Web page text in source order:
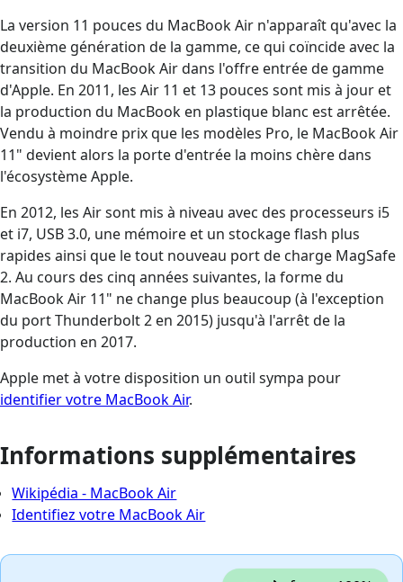
La version 11 pouces du MacBook Air n'apparaît qu'avec la
deuxième génération de la gamme, ce qui coïncide avec la
transition du MacBook Air dans l'offre entrée de gamme
d'Apple. En 2011, les Air 11 et 13 pouces sont mis à jour et
la production du MacBook en plastique blanc est arrêtée.
Vendu à moindre prix que les modèles Pro, le MacBook Air
11" devient alors la porte d'entrée la moins chère dans
l'écosystème Apple.
En 2012, les Air sont mis à niveau avec des processeurs i5
et i7, USB 3.0, une mémoire et un stockage flash plus
rapides ainsi que le tout nouveau port de charge MagSafe
2. Au cours des cinq années suivantes, la forme du
MacBook Air 11" ne change plus beaucoup (à l'exception
du port Thunderbolt 2 en 2015) jusqu'à l'arrêt de la
production en 2017.
Apple met à votre disposition un outil sympa pour
identifier votre MacBook Air.
Informations supplémentaires
Wikipédia - MacBook Air
Identifiez votre MacBook Air